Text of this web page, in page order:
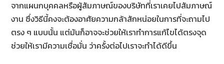
จากแผนกบุคคลหรือผู้สัมภาษณ์ของบริษัทที่เราเคยไปสัมภาษณ์
งาน ซึ่งวิธีนี้คงจะต้องอาศัยความกล้าสักหน่อยในการที่จะถามไป
ตรง ๆ แบบนั้น แต่มันก็อาจจะช่วยให้เราทำการแก้ไขได้ตรงจุด
ช่วยให้เรามีความเชื่อมั่น ว่าครั้งต่อไปเราจะทำได้ดีขึ้น